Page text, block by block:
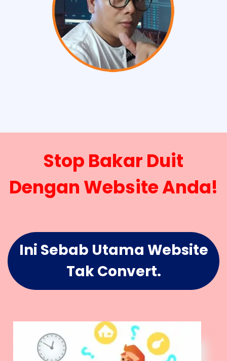
Stop Bakar Duit
Dengan Website Anda!
Ini Sebab Utama Website
Tak Convert.